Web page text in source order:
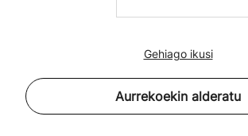
Gehiago ikusi
Aurrekoekin alderatu